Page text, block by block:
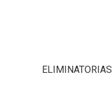
ELIMINATORIAS